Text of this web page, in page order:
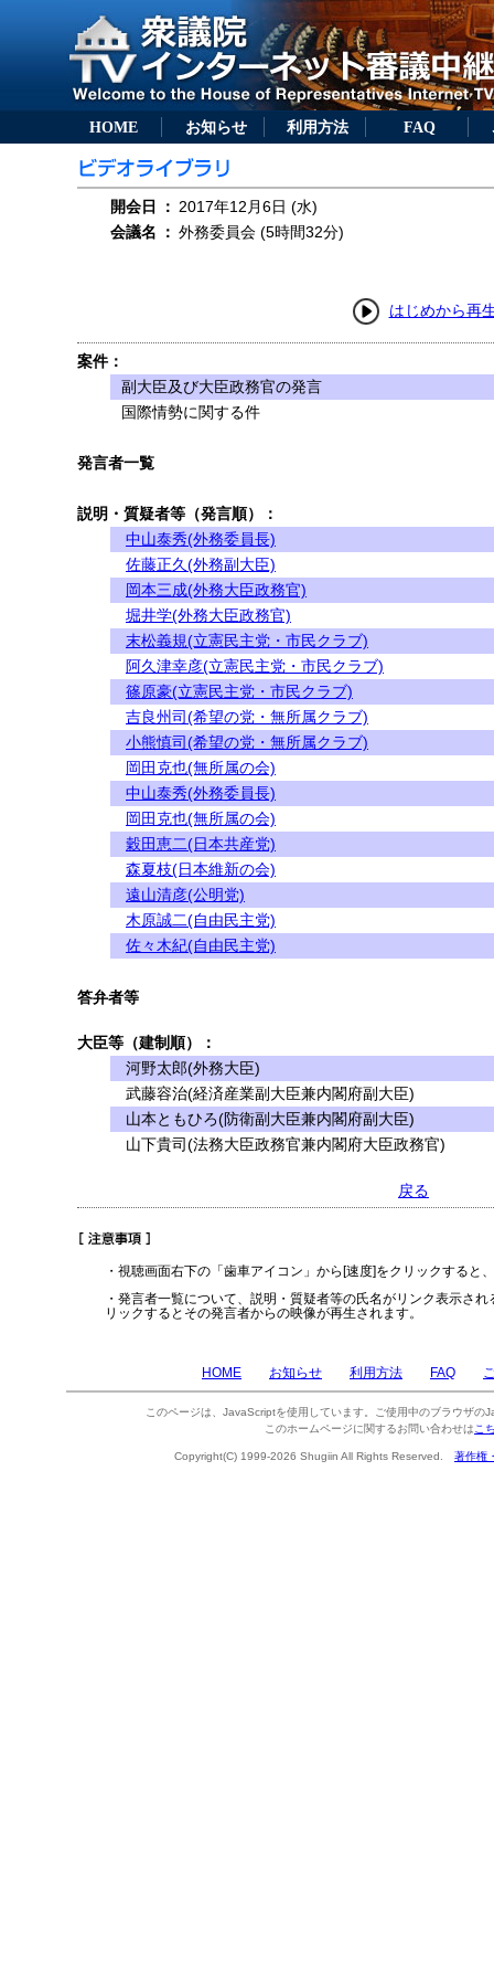
HOME お知らせ 利用方法 FAQ
開会日 ： 2017年12月6日 (水)
会議名
： 外務委員会 (5時間32分)
はじめから再
案件：
副大臣及び大臣政務官の発言
国際情勢に関する件
発言者一覧
説明・質疑者等（発言順）：
中山泰秀(外務委員長)
佐藤正久(外務副大臣)
岡本三成(外務大臣政務官)
堀井学(外務大臣政務官)
末松義規(立憲民主党・市民クラブ)
阿久津幸彦(立憲民主党・市民クラブ)
篠原豪(立憲民主党・市民クラブ)
吉良州司(希望の党・無所属クラブ)
小熊慎司(希望の党・無所属クラブ)
岡田克也(無所属の会)
中山泰秀(外務委員長)
岡田克也(無所属の会)
穀田恵二(日本共産党)
森夏枝(日本維新の会)
遠山清彦(公明党)
木原誠二(自由民主党)
佐々木紀(自由民主党)
答弁者等
大臣等（建制順）：
河野太郎(外務大臣)
武藤容治(経済産業副大臣兼内閣府副大臣)
山本ともひろ(防衛副大臣兼内閣府副大臣)
山下貴司(法務大臣政務官兼内閣府大臣政務官)
戻る
・視聴画面右下の「歯車アイコン」から[速度]をクリックすると
・発言者一覧について、説明・質疑者等の氏名がリンク表示さ
リックするとその発言者からの映像が再生されます。
HOME お知らせ 利用方法 FAQ
このページは、JavaScriptを使用しています。ご使用中のブラウザの
このホームページに関するお問い合わせは こ
Copyright(C) 1999-2026 Shugiin All Rights Reserved. 著作権